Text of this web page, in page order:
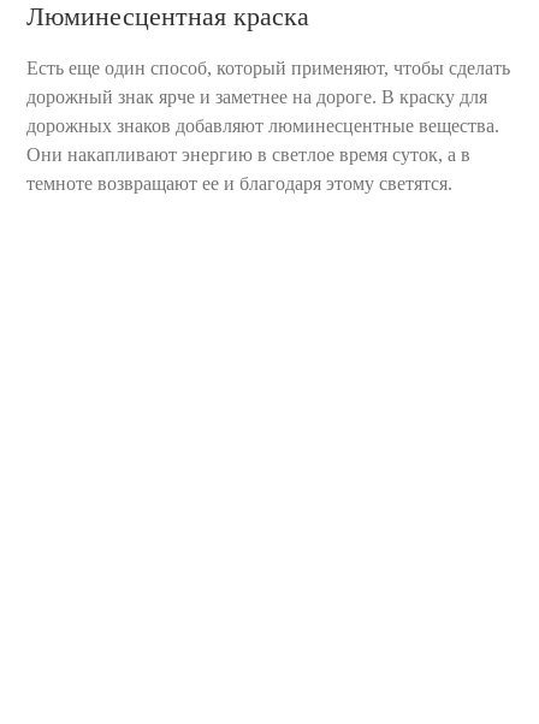
Люминесцентная краска
Есть еще один способ, который применяют, чтобы сделать
дорожный знак ярче и заметнее на дороге. В краску для
дорожных знаков добавляют люминесцентные вещества.
Они накапливают энергию в светлое время суток, а в
темноте возвращают ее и благодаря этому светятся.